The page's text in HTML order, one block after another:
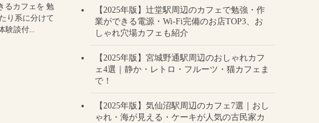
るカフェを 勉
り系に分けて
談付...
【2025年版】辻堂駅周辺のカフェで勉強・作
業ができる電源・Wi-Fi完備のお店TOP3、お
しゃれ穴場カフェも紹介
【2025年版】宮城野通駅周辺のおしゃれカフ
ェ4選｜静か・レトロ・フルーツ・猫カフェま
で！
【2025年版】気仙沼駅周辺のカフェ7選｜おし
ゃれ・海が見える・ケーキが人気の古民家カ